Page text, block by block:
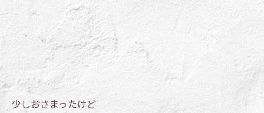
少しおさまったけど